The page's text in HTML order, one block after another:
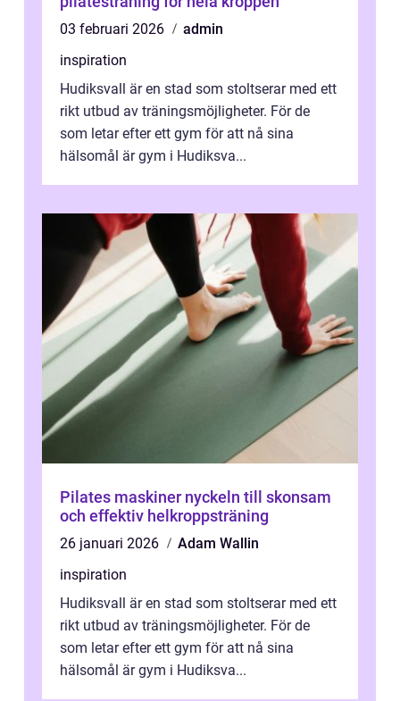
03 februari 2026
admin
inspiration
Hudiksvall är en stad som stoltserar med ett
rikt utbud av träningsmöjligheter. För de
som letar efter ett gym för att nå sina
hälsomål är gym i Hudiksva...
Pilates maskiner nyckeln till skonsam
och effektiv helkroppsträning
26 januari 2026
Adam Wallin
inspiration
Hudiksvall är en stad som stoltserar med ett
rikt utbud av träningsmöjligheter. För de
som letar efter ett gym för att nå sina
hälsomål är gym i Hudiksva...